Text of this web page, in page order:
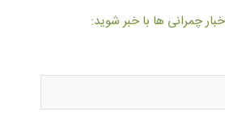
چمرانی ها با خبر شوید: